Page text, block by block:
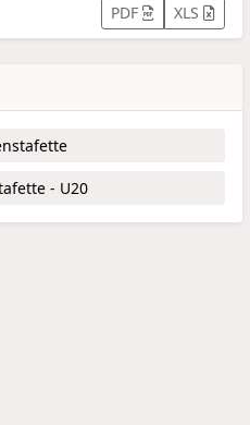
PDF XLS
- U20